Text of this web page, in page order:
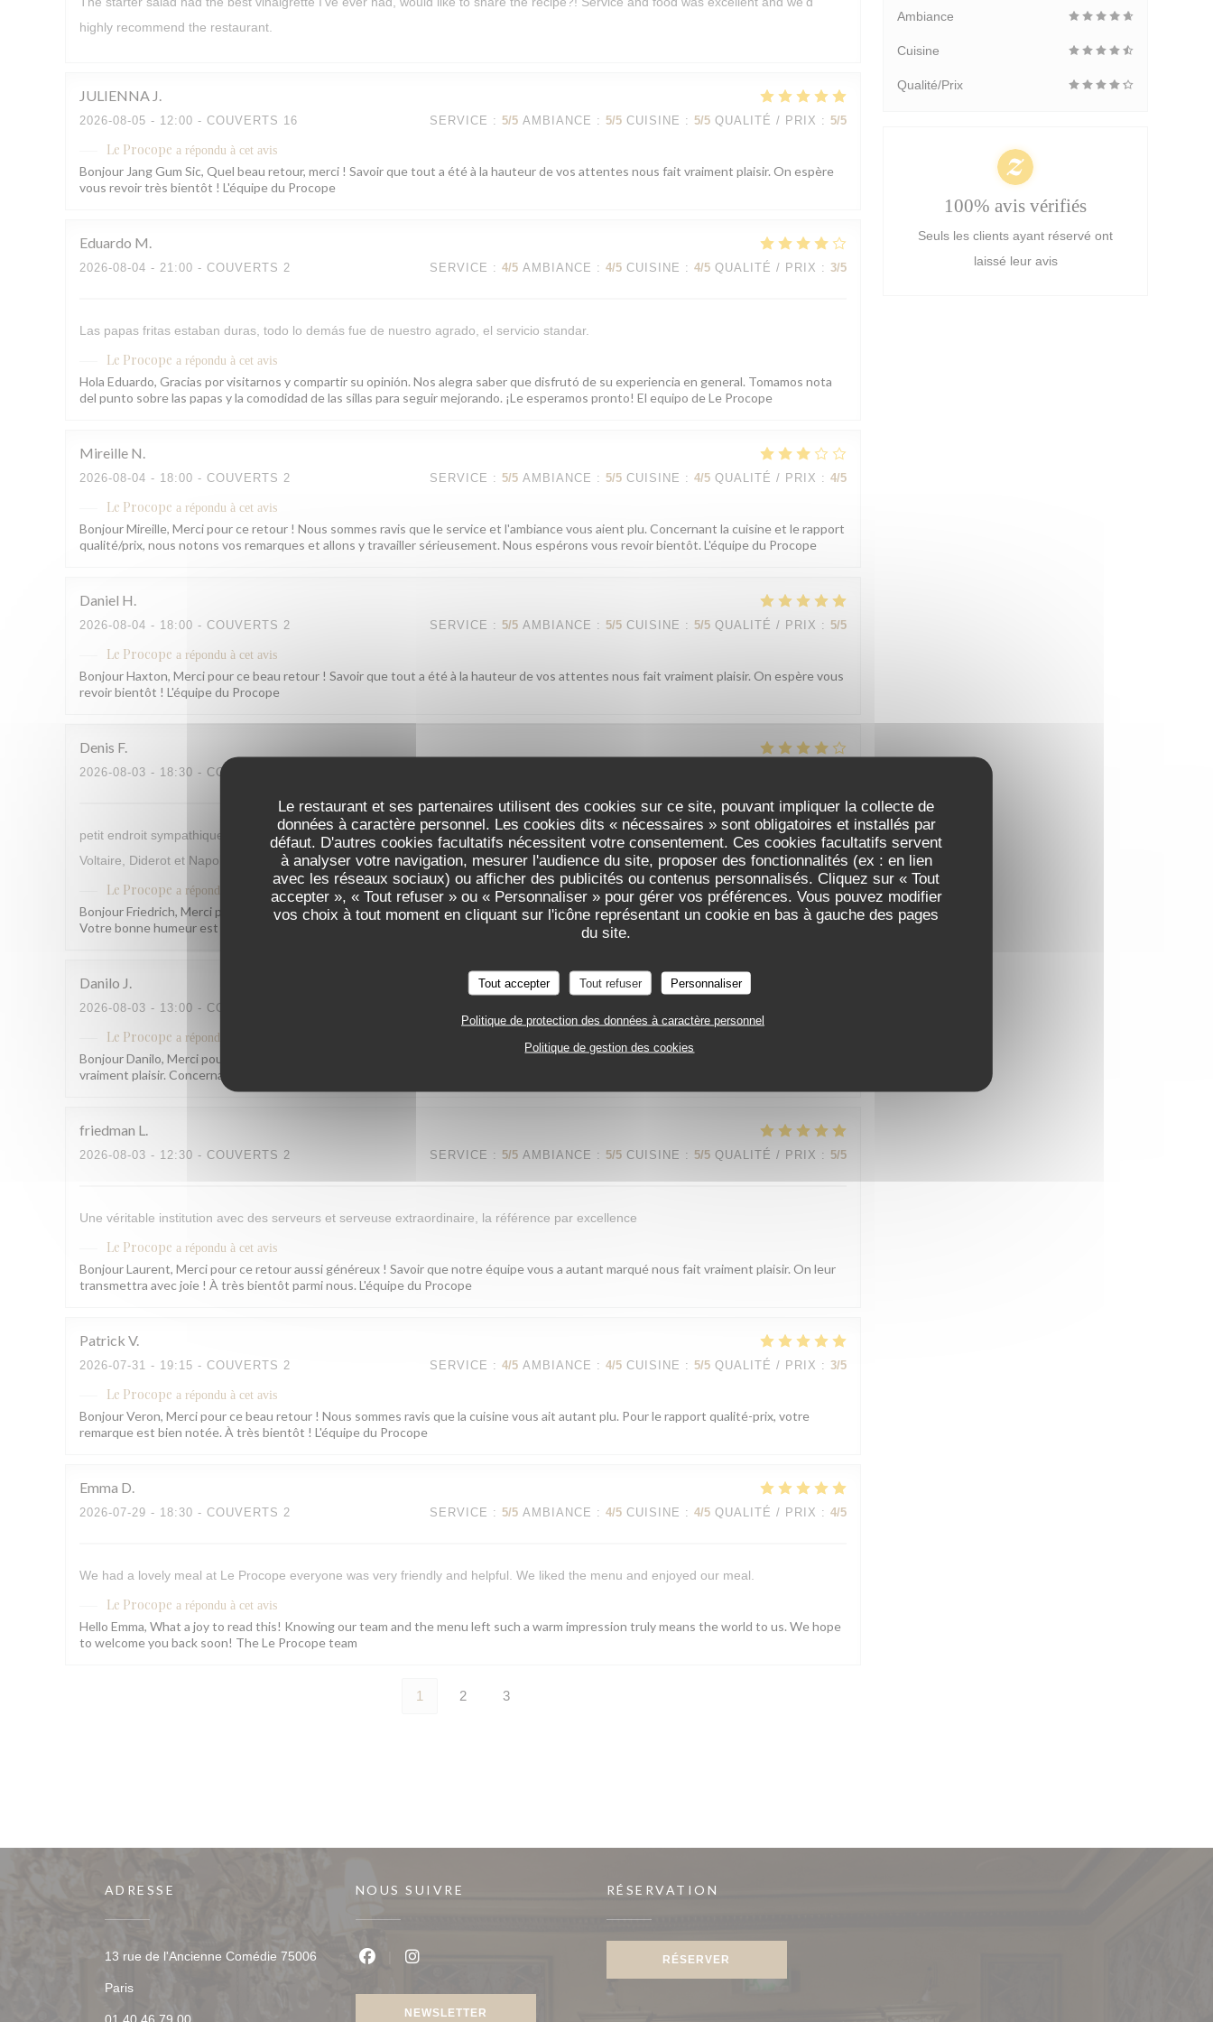
Le restaurant et ses partenaires utilisent des cookies sur ce site, pouvant impliquer la collecte de
données à caractère personnel. Les cookies dits « nécessaires » sont obligatoires et installés par
défaut. D'autres cookies facultatifs nécessitent votre consentement. Ces cookies facultatifs servent
à analyser votre navigation, mesurer l'audience du site, proposer des fonctionnalités (ex : en lien
avec les réseaux sociaux) ou afficher des publicités ou contenus personnalisés. Cliquez sur « Tout
accepter », « Tout refuser » ou « Personnaliser » pour gérer vos préférences. Vous pouvez modifier
vos choix à tout moment en cliquant sur l'icône représentant un cookie en bas à gauche des pages
du site.
Tout accepter Tout refuser Personnaliser
Politique de protection des données à caractère personnel
Politique de gestion des cookies
highly recommend the restaurant.
JULIENNA J
2026-08-05 - 12:00 - COUVERTS 16 SERVICE : 5/5 AMBIANCE : 5/5 CUISINE : 5/5 QUALITÉ / PRIX : 5/5
Le Procope a répondu à cet avis
Bonjour Jang Gum Sic, Quel beau retour, merci ! Savoir que tout a été à la hauteur de vos attentes nous fait vraiment plaisir. On espère
vous revoir très bientôt ! L'équipe du Procope
Eduardo M
2026-08-04 - 21:00 - COUVERTS 2 SERVICE : 4/5 AMBIANCE : 4/5 CUISINE : 4/5 QUALITÉ / PRIX : 3/5
Las papas fritas estaban duras, todo lo demás fue de nuestro agrado, el servicio standar.
Le Procope a répondu à cet avis
Hola Eduardo, Gracias por visitarnos y compartir su opinión. Nos alegra saber que disfrutó de su experiencia en general. Tomamos nota
del punto sobre las papas y la comodidad de las sillas para seguir mejorando. ¡Le esperamos pronto! El equipo de Le Procope
Mireille N
2026-08-04 - 18:00 - COUVERTS 2 SERVICE : 5/5 AMBIANCE : 5/5 CUISINE : 4/5 QUALITÉ / PRIX : 4/5
Le Procope a répondu à cet avis
Bonjour Mireille, Merci pour ce retour ! Nous sommes ravis que le service et l'ambiance vous aient plu. Concernant la cuisine et le rapport
qualité/prix, nous notons vos remarques et allons y travailler sérieusement. Nous espérons vous revoir bientôt. L'équipe du Procope
Daniel H
2026-08-04 - 18:00 - COUVERTS 2 SERVICE : 5/5 AMBIANCE : 5/5 CUISINE : 5/5 QUALITÉ / PRIX : 5/5
Le Procope a répondu à cet avis
Bonjour Haxton, Merci pour ce beau retour ! Savoir que tout a été à la hauteur de vos attentes nous fait vraiment plaisir. On espère vous
revoir bientôt ! L'équipe du Procope
Denis F
2026-08-03 - 18:30 - COUVERTS 2
petit endroit sympathique, qui rappelle un peu les temps anciens, mais surtout de très bons plats ; accueil et service chaleureux ;
Voltaire, Diderot et Napoléon s'y rendaient déjà, alors pourquoi pas vous ?
Le Procope a répondu à cet avis
Bonjour Friedrich, Merci pour ce retour qui nous fait vraiment plaisir ! Nous sommes ravis que la joue de bœuf vous ait autant séduit.
Votre bonne humeur est contagieuse ! À très bientôt ! L'équipe du Procope
Danilo J
2026-08-03 - 13:00 - COUVERTS 4
Le Procope a répondu à cet avis
Bonjour Danilo, Merci pour ce beau retour ! Savoir que nos recettes d'antan et l'âme de notre établissement vous ont séduit nous fait
vraiment plaisir. Concernant l'accueil de notre serveuse, nous en prenons bonne note. À très bientôt ! L'équipe du Procope
friedman L
2026-08-03 - 12:30 - COUVERTS 2 SERVICE : 5/5 AMBIANCE : 5/5 CUISINE : 5/5 QUALITÉ / PRIX : 5/5
Une véritable institution avec des serveurs et serveuse extraordinaire, la référence par excellence
Le Procope a répondu à cet avis
Bonjour Laurent, Merci pour ce retour aussi généreux ! Savoir que notre équipe vous a autant marqué nous fait vraiment plaisir. On leur
transmettra avec joie ! À très bientôt parmi nous. L'équipe du Procope
Patrick V
2026-07-31 - 19:15 - COUVERTS 2 SERVICE : 4/5 AMBIANCE : 4/5 CUISINE : 5/5 QUALITÉ / PRIX : 3/5
Le Procope a répondu à cet avis
Bonjour Veron, Merci pour ce beau retour ! Nous sommes ravis que la cuisine vous ait autant plu. Pour le rapport qualité-prix, votre
remarque est bien notée. À très bientôt ! L'équipe du Procope
Emma D
2026-07-29 - 18:30 - COUVERTS 2 SERVICE : 5/5 AMBIANCE : 4/5 CUISINE : 4/5 QUALITÉ / PRIX : 4/5
We had a lovely meal at Le Procope everyone was very friendly and helpful. We liked the menu and enjoyed our meal.
Le Procope a répondu à cet avis
Hello Emma, What a joy to read this! Knowing our team and the menu left such a warm impression truly means the world to us. We hope
to welcome you back soon! The Le Procope team
1 2 3
Ambiance
Cuisine
Qualité/Prix
100% avis vérifiés
Seuls les clients ayant réservé ont
laissé leur avis
ADRESSE
13 rue de l'Ancienne Comédie 75006
Paris((ouvre une nouvelle fenêtre))
NOUS SUIVRE
NEWSLETTER
RÉSERVATION
RÉSERVER